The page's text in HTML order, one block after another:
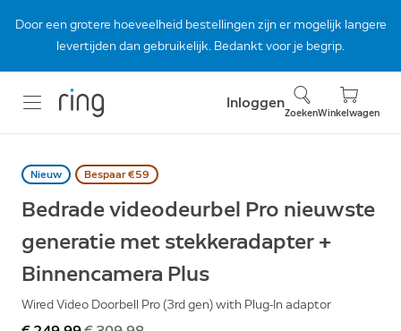
Door een grotere hoeveelheid bestellingen zijn er mogelijk langere
levertijden dan gebruikelijk. Bedankt voor je begrip.
Inloggen
ZoekenWinkelwagen
Nieuw Bespaar €59
Bedrade videodeurbel Pro nieuwste
generatie met stekkeradapter +
Binnencamera Plus
Wired Video Doorbell Pro (3rd gen) with Plug-In adaptor